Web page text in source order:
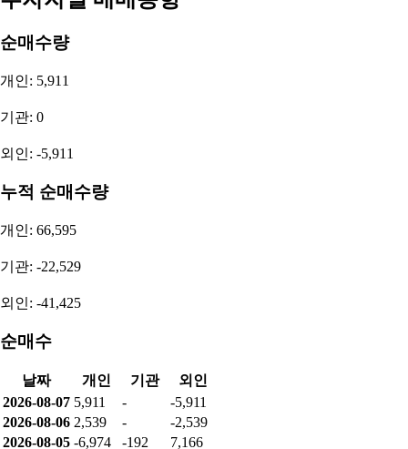
2023
연간 (YoY)
2026.1Q
2025.4Q
2025.2Q 분기 (QoQ)
투자자별 매매동향
누적 순매수량
개인: 66,595